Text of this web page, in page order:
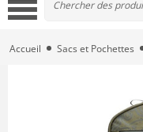
Accueil Sacs et Pochettes